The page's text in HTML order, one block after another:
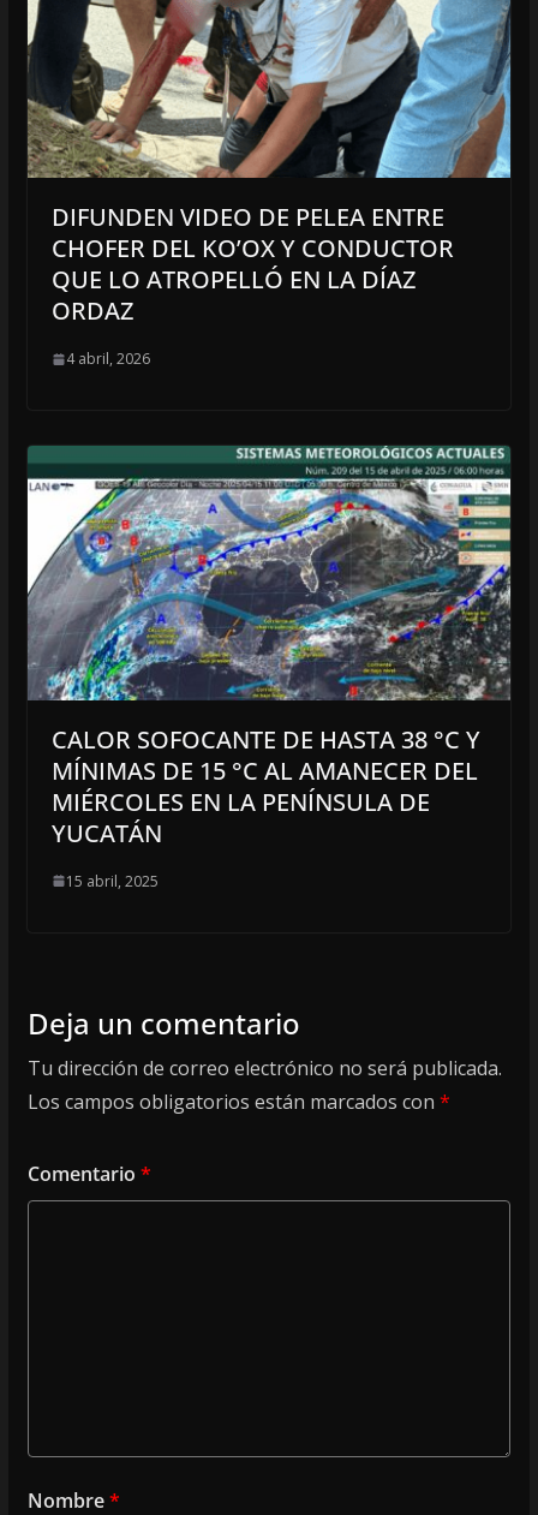
DIFUNDEN VIDEO DE PELEA ENTRE
CHOFER DEL KO’OX Y CONDUCTOR
QUE LO ATROPELLÓ EN LA DÍAZ
ORDAZ
4 abril, 2026
CALOR SOFOCANTE DE HASTA 38 °C Y
MÍNIMAS DE 15 °C AL AMANECER DEL
MIÉRCOLES EN LA PENÍNSULA DE
YUCATÁN
15 abril, 2025
Deja un comentario
Tu dirección de correo electrónico no será publicada.
Los campos obligatorios están marcados con *
Comentario *
Nombre*